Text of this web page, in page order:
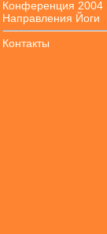
Конференция 2004
Направления Йоги
Контакты